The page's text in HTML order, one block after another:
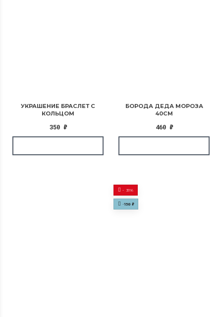
УКРАШЕНИЕ БРАСЛЕТ С
КОЛЬЦОМ
350 ₽
БОРОДА ДЕДА МОРОЗА
40СМ
460 ₽
- 31%
-150 ₽